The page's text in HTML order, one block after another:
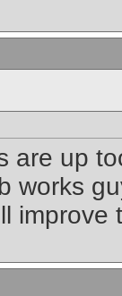
are up
works